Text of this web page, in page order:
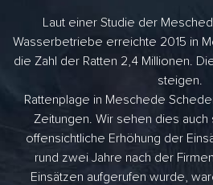
Laut einer Studie der
Wasserbetriebe erreichte 2015 in
die Zahl der Ratten 2,4 Millionen.
steigen.
Rattenplage in Meschede
Zeitungen. Wir sehen dies
offensichtliche Erhöhung der
rund zwei Jahre nach der
Einsätzen aufgerufen wurde,